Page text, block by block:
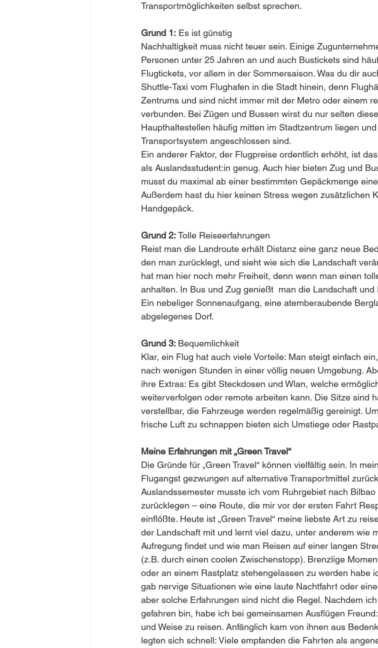
Transportmöglichkeiten selbst sprechen.
Grund 1: Es ist günstig
Nachhaltigkeit muss nicht teuer sein. Einige
Personen unter 25 Jahren an und auch Bustickets sind
Flugtickets, vor allem in der Sommersaison. Was du dir
Shuttle-Taxi vom Flughafen in die Stadt hinein, denn
Zentrums und sind nicht immer mit der Metro oder einem
verbunden. Bei Zügen und Bussen wirst du nur selten
Haupthaltestellen häufig mitten im Stadtzentrum liegen
Transportsystem angeschlossen sind.
Ein anderer Faktor, der Flugpreise ordentlich erhöht, ist
als Auslandsstudent:in genug. Auch hier bieten Zug und
musst du maximal ab einer bestimmten Gepäckmenge
Außerdem hast du hier keinen Stress wegen zusätzlichen
Handgepäck.
Grund 2: Tolle Reiseerfahrungen
Reist man die Landroute erhält Distanz eine ganz neue
den man zurücklegt, und sieht wie sich die Landschaft
hat man hier noch mehr Freiheit, denn wenn man einen
anhalten. In Bus und Zug genießt  man die Landschaft
Ein nebeliger Sonnenaufgang, eine atemberaubende
abgelegenes Dorf.
Grund 3: Bequemlichkeit
Klar, ein Flug hat auch viele Vorteile: Man steigt einfach
nach wenigen Stunden in einer völlig neuen Umgebung.
ihre Extras: Es gibt Steckdosen und Wlan, welche
weiterverfolgen oder remote arbeiten kann. Die Sitze sind
verstellbar, die Fahrzeuge werden regelmäßig gereinigt.
frische Luft zu schnappen bieten sich Umstiege oder
Meine Erfahrungen mit „Green Travel“
Die Gründe für „Green Travel“ können vielfältig sein. In
Flugangst gezwungen auf alternative Transportmittel
Auslandssemester musste ich vom Ruhrgebiet nach
zurücklegen – eine Route, die mir vor der ersten Fahrt
einflößte. Heute ist „Green Travel“ meine liebste Art zu
der Landschaft mit und lernt viel dazu, unter anderem wie
Aufregung findet und wie man Reisen auf einer langen
(z.B. durch einen coolen Zwischenstopp). Brenzlige
oder an einem Rastplatz stehengelassen zu werden habe
gab nervige Situationen wie eine laute Nachtfahrt oder
aber solche Erfahrungen sind nicht die Regel. Nachdem
gefahren bin, habe ich bei gemeinsamen Ausflügen
und Weise zu reisen. Anfänglich kam von ihnen aus
legten sich schnell: Viele empfanden die Fahrten als